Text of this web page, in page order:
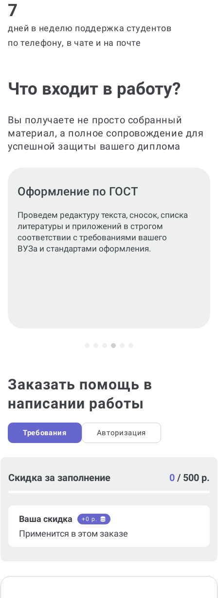
7
дней в неделю поддержка студентов
по телефону, в чате и на почте
Что входит в работу?
Вы получаете не просто собранный
материал, а полное сопровождение для
успешной защиты вашего диплома
Проверка оригинальности
Гарантируем высокий показатель
уникальности по выбранной вами
программе проверки, чтобы избежать
проблем с плагиатом.
Заказать помощь в
написании работы
Требования Авторизация
Скидка за заполнение 0 / 500 р.
Ваша скидка +0 р.
Применится в этом заказе